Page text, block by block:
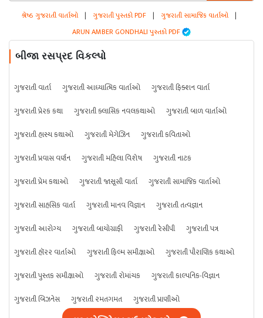
શ્રેષ્ઠ ગુજરાતી વાર્તાઓ | ગુજરાતી પુસ્તકો PDF | ગુજરાતી સામાજિક વાર્તાઓ |
ARUN AMBER GONDHALI પુસ્તકો PDF
બીજા રસપ્રદ વિકલ્પો
ગુજરાતી વાર્તા ગુજરાતી આધ્યાત્મિક વાર્તાઓ
ગુજરાતી ફિક્શન વાર્તા
ગુજરાતી પ્રેરક કથા
ગુજરાતી ક્લાસિક નવલકથાઓ
ગુજરાતી બાળ વાર્તાઓ
ગુજરાતી હાસ્ય કથાઓ
ગુજરાતી મેગેઝિન
ગુજરાતી કવિતાઓ
ગુજરાતી પ્રવાસ વર્ણન
ગુજરાતી મહિલા વિશેષ
ગુજરાતી નાટક
ગુજરાતી પ્રેમ કથાઓ
ગુજરાતી જાસૂસી વાર્તા
ગુજરાતી સામાજિક વાર્તાઓ
ગુજરાતી સાહસિક વાર્તા
ગુજરાતી માનવ વિજ્ઞાન
ગુજરાતી તત્વજ્ઞાન
ગુજરાતી આરોગ્ય
ગુજરાતી બાયોગ્રાફી ગુજરાતી રેસીપી
ગુજરાતી પત્ર
ગુજરાતી હૉરર વાર્તાઓ
ગુજરાતી ફિલ્મ સમીક્ષાઓ
ગુજરાતી પૌરાણિક કથાઓ
ગુજરાતી પુસ્તક સમીક્ષાઓ
ગુજરાતી રોમાંચક
ગુજરાતી કાલ્પનિક-વિજ્ઞાન
ગુજરાતી બિઝનેસ
ગુજરાતી રમતગમત
ગુજરાતી પ્રાણીઓ